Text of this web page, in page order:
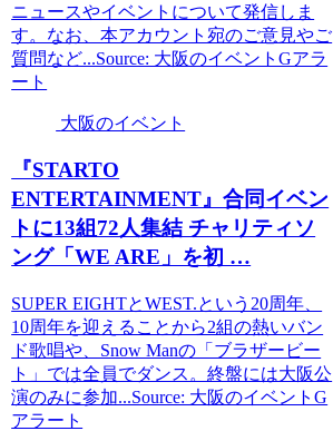
ニュースやイベントについて発信しま
す。なお、本アカウント宛のご意見やご
質問など...Source: 大阪のイベントGアラ
ート
大阪のイベント
『STARTO
ENTERTAINMENT』合同イベン
トに13組72人集結 チャリティソ
ング「WE ARE」を初 …
SUPER EIGHTとWEST.という20周年、
10周年を迎えることから2組の熱いバン
ド歌唱や、Snow Manの「ブラザービー
ト」では全員でダンス。終盤には大阪公
演のみに参加...Source: 大阪のイベントG
アラート